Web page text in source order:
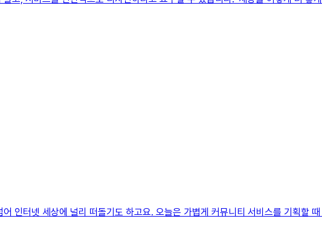
인터넷 세상에 널리 떠돌기도 하고요. 오늘은 가볍게 커뮤니티 서비스를 기획할